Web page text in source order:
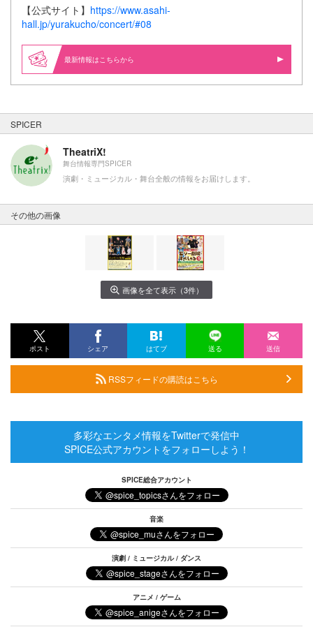
【公式サイト】 https://www.asahi-
hall.jp/yurakucho/concert/#08
最新情報はこちらから
SPICER
TheatriX!
舞台情報専門SPICER
演劇・ミュージカル・舞台全般の情報をお届けします。
その他の画像
画像を全て表示（3件）
ポスト シェア はてブ 送る 送信
RSSフィードの購読はこちら
多彩なエンタメ情報をTwitterで発信中
SPICE公式アカウントをフォローしよう！
SPICE総合アカウント
音楽
演劇 / ミュージカル / ダンス
アニメ / ゲーム